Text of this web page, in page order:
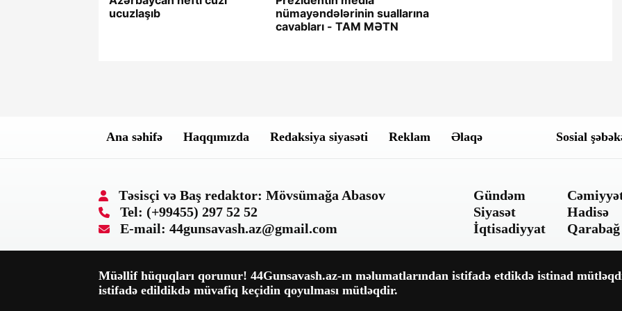
ucuzlaşıb
nümayəndələrinin suallarına
cavabları - TAM MƏTN
Ana səhifə Haqqımızda Redaksiya siyasəti Reklam Əlaqə Sosial
Təsisçi və Baş redaktor: Mövsümağa Abasov
Tel: (+99455) 297 52 52
E-mail: 44gunsavash.az@gmail.com
Gündəm
Siyasət
İqtisadiyyat
Hadisə
Qarabağ
Müəllif hüquqları qorunur! 44Gunsavash.az-ın məlumatlarından istifadə etdikdə istinad
istifadə edildikdə müvafiq keçidin qoyulması mütləqdir.